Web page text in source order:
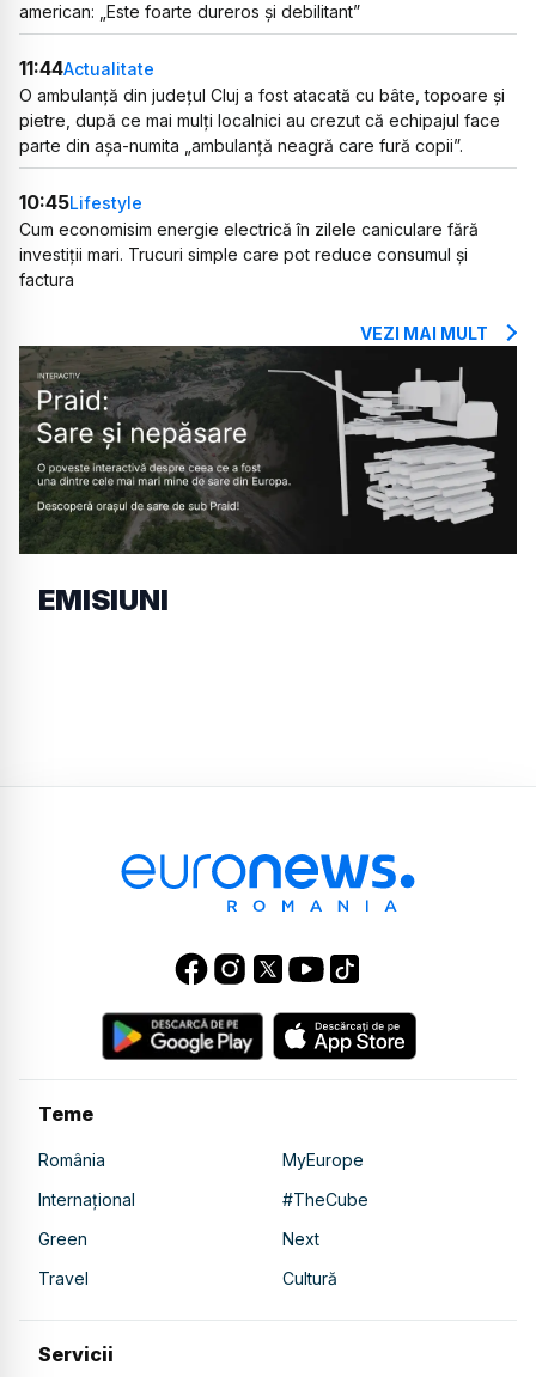
american: „Este foarte dureros și debilitant”
11:44Actualitate
O ambulanță din județul Cluj a fost atacată cu bâte, topoare și
pietre, după ce mai mulți localnici au crezut că echipajul face
parte din așa-numita „ambulanță neagră care fură copii”.
10:45Lifestyle
Cum economisim energie electrică în zilele caniculare fără
investiții mari. Trucuri simple care pot reduce consumul și
factura
VEZI MAI MULT
EMISIUNI
Teme
România
MyEurope
Internațional
#TheCube
Green
Next
Travel
Cultură
Servicii